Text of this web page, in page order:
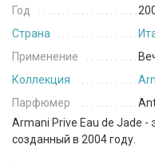
Год
Страна
Применение
Коллекция
Парфюмер
Armani Prive Eau de Jade -
созданный в 2004 году.